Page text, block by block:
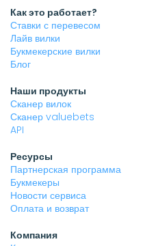
Как это работает?
Ставки с перевесом
Лайв вилки
Букмекерские вилки
Блог
Наши продукты
Сканер вилок
Сканер valuebets
API
Ресурсы
Партнерская программа
Букмекеры
Новости сервиса
Оплата и возврат
Компания